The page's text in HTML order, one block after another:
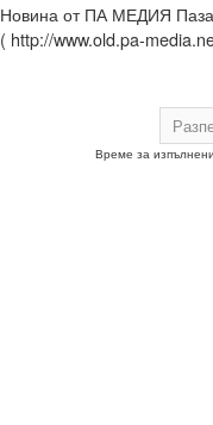
Новина от ПА МЕДИЯ
( http://www.old.pa-
Време за